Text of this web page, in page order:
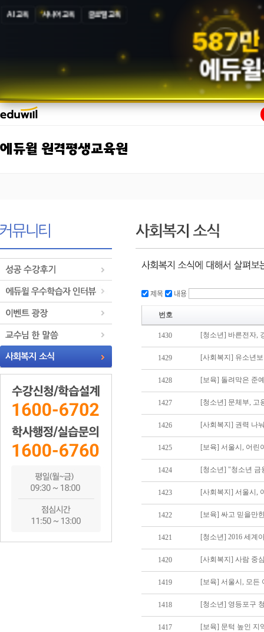
AI 교육 시니어 교육 글로벌 교육
587만
에듀윌
에듀윌 원격평생교육원
제목 내용
번호
1430 [청소년] 바른전자,
1429 [사회복지] 유소년
1428 [보육] 돌려막은 준
1427 [청소년] 문체부, 고
1426
1425 [보육] 서울시, 어린
1424 [청소년] "청소년
1423 [사회복지] 서울시,
1422 [보육] 싸고 믿을만
1421 [청소년] 2016 세계
1420 [사회복지] 사람 중
1419 [보육] 서울시, 모든
1418 [청소년] 영등포구
1417 [보육] 문턱 높인 지